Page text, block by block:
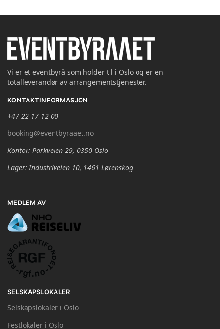
Vi er et eventbyrå som holder til i Oslo og er en
totalleverandør av arrangementstjenester.
KONTAKTINFORMASJON
+47 22 17 12 00
booking@eventbyraaet.no
Kontor: Parkveien 29, 0350 Oslo
Lager: Industriveien 10, 1461 Lørenskog
MEDLEM AV
SELSKAPSLOKALER
Selskapslokaler i Oslo
Festlokaler i Oslo